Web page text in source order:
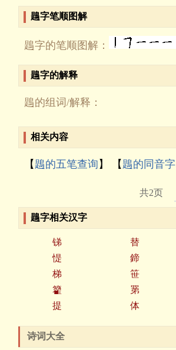
鶗字笔顺图解
鶗字的笔顺图解：
鶗字的解释
鶗的组词/解释：
相关内容
【 鶗的五笔查询 】 【 鶗的同音字
共2页
鶗字相关汉字
锑 替
惿
鍗
梯
笹
籊
罤
提
体
诗词大全